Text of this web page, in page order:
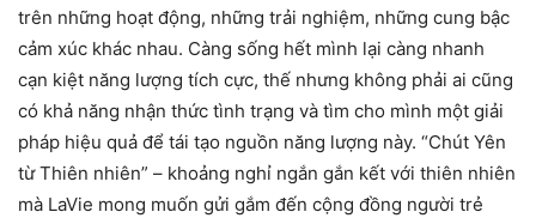
trên những hoạt động, những trải nghiệm, những cung bậc
cảm xúc khác nhau. Càng sống hết mình lại càng nhanh
cạn kiệt năng lượng tích cực, thế nhưng không phải ai cũng
có khả năng nhận thức tình trạng và tìm cho mình một giải
pháp hiệu quả để tái tạo nguồn năng lượng này. “Chút Yên
từ Thiên nhiên” – khoảng nghỉ ngắn gắn kết với thiên nhiên
mà LaVie mong muốn gửi gắm đến cộng đồng người trẻ